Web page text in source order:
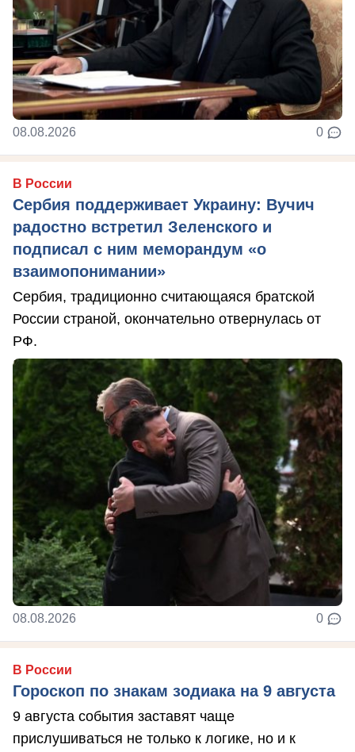
08.08.2026 0
В России
Сербия поддерживает Украину: Вучич
радостно встретил Зеленского и
подписал с ним меморандум «о
взаимопонимании»
Сербия, традиционно считающаяся братской
России страной, окончательно отвернулась от
РФ.
08.08.2026 0
В России
Гороскоп по знакам зодиака на 9 августа
9 августа события заставят чаще
прислушиваться не только к логике, но и к